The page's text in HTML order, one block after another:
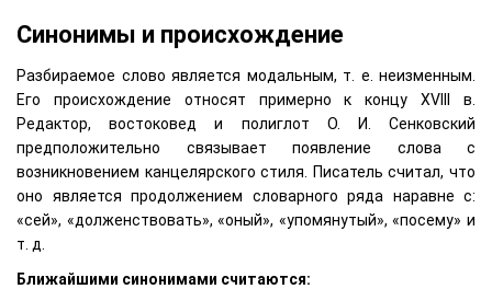
Синонимы и происхождение
Разбираемое слово является модальным, т. е. неизменным.
Его происхождение относят примерно к концу XVIII в.
Редактор, востоковед и полиглот О. И. Сенковский
предположительно связывает появление слова с
возникновением канцелярского стиля. Писатель считал, что
оно является продолжением словарного ряда наравне с:
«сей», «долженствовать», «оный», «упомянутый», «посему» и
т. д.
Ближайшими синонимами считаются: